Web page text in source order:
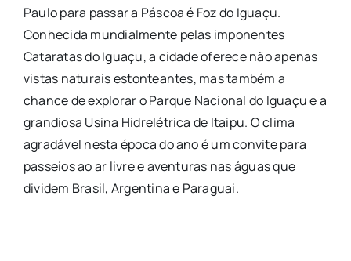
Paulo para passar a Páscoa é Foz do Iguaçu.
Conhecida mundialmente pelas imponentes
Cataratas do Iguaçu, a cidade oferece não apenas
vistas naturais estonteantes, mas também a
chance de explorar o Parque Nacional do Iguaçu e a
grandiosa Usina Hidrelétrica de Itaipu. O clima
agradável nesta época do ano é um convite para
passeios ao ar livre e aventuras nas águas que
dividem Brasil, Argentina e Paraguai.